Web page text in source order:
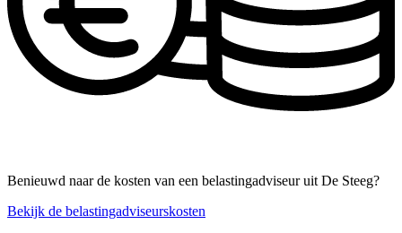
Benieuwd naar de kosten van een belastingadviseur uit De Steeg?
Bekijk de belastingadviseurskosten